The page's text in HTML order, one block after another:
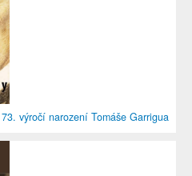
výročí narození Tomáše Garrigua